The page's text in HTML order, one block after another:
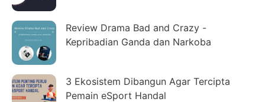
Review Drama Bad and Crazy -
Kepribadian Ganda dan Narkoba
3 Ekosistem Dibangun Agar Tercipta
Pemain eSport Handal